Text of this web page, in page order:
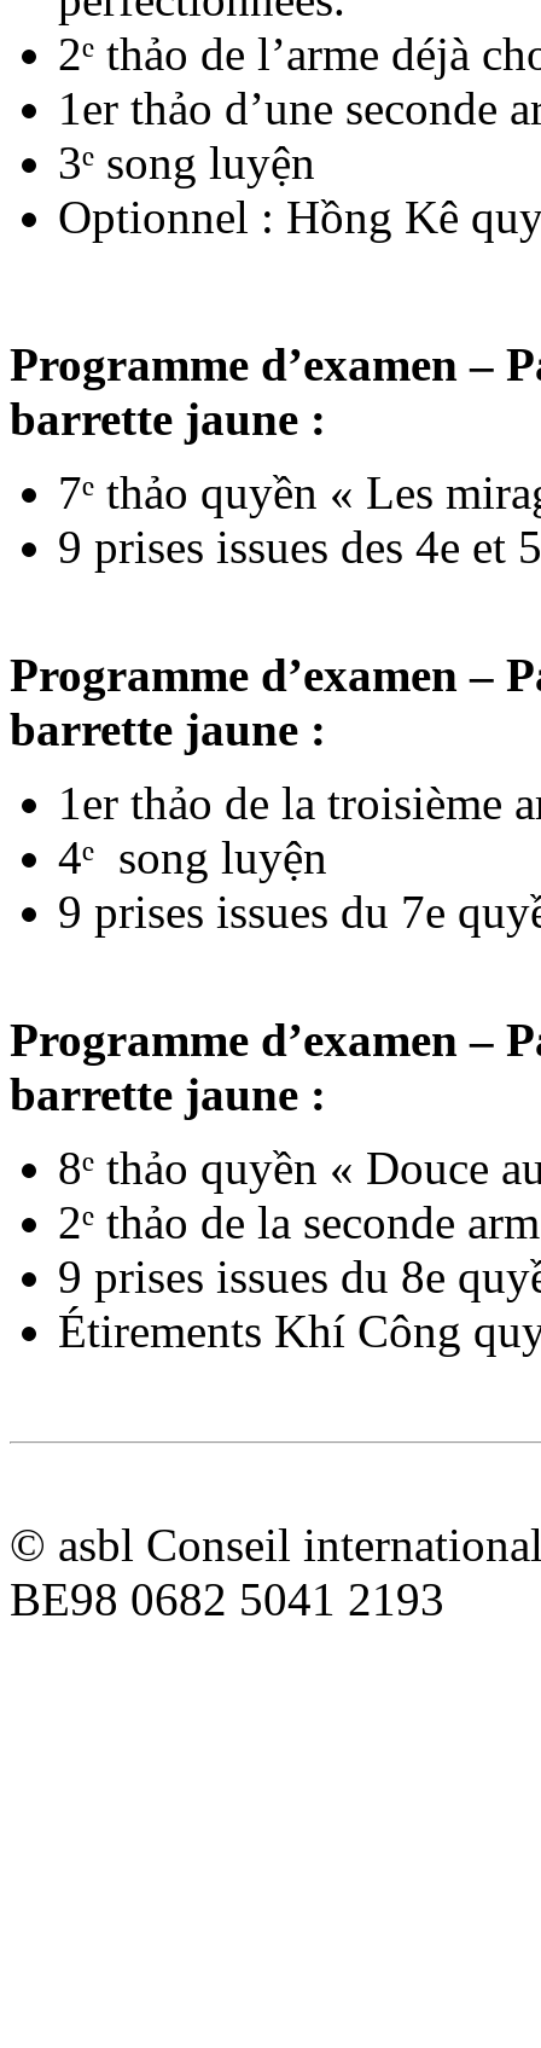
2ᵉ thảo de l’arme déjà
1er thảo d’une seconde
3ᵉ song luyện
Optionnel : Hồng Kê
Programme d’examen –
barrette jaune :
7ᵉ thảo quyền « Les
9 prises issues des 4e et
Programme d’examen –
barrette jaune :
1er thảo de la troisième
4ᵉ song luyện
9 prises issues du 7e
Programme d’examen –
barrette jaune :
8ᵉ thảo quyền « Douce
2ᵉ thảo de la seconde
9 prises issues du 8e
Étirements Khí Công
© asbl Conseil
BE98 0682 5041 2193